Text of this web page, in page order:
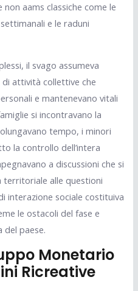
aams classiche come le
e le raduni
il svago assumeva
attività collettive che
e mantenevano vitali
si incontravano la
tempo, i minori
la controllo dell’intera
a discussioni che si
territoriale alle questioni
interazione sociale costituiva
le ostacoli del fase e
del paese.
Monetario
Ricreative